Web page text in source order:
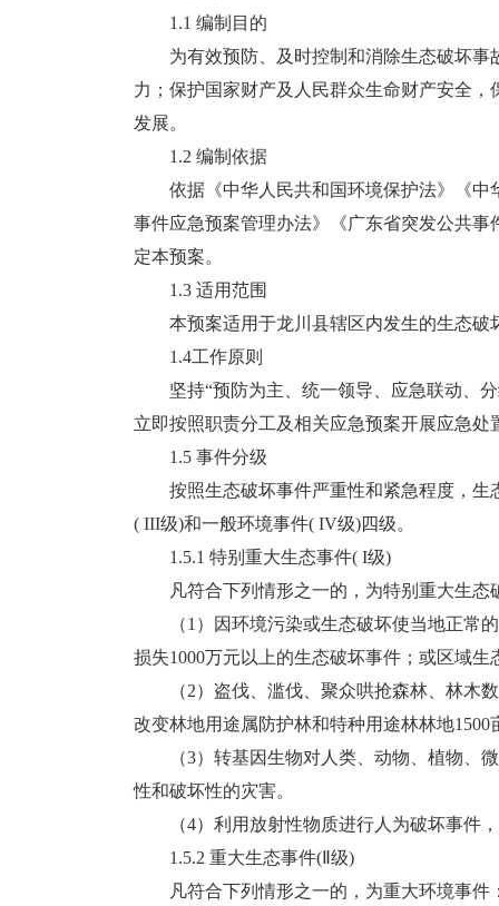
1.1 编制目的
为有效预防、及时控制和消除生态破坏事
力；保护国家财产及人民群众生命财产安全
发展。
1.2 编制依据
依据《中华人民共和国环境保护法》《中
事件应急预案管理办法》《广东省突发公共
定本预案。
1.3 适用范围
本预案适用于龙川县辖区内发生的生态破
1.4工作原则
坚持“预防为主、统一领导、应急联动、分
立即按照职责分工及相关应急预案开展应急处
1.5 事件分级
按照生态破坏事件严重性和紧急程度，生
( III级)和一般环境事件( IV级)四级。
1.5.1 特别重大生态事件( I级)
凡符合下列情形之一的，为特别重大生态
（1）因环境污染或生态破坏使当地正常的
损失1000万元以上的生态破坏事件；或区域
（2）盗伐、滥伐、聚众哄抢森林、林木数
改变林地用途属防护林和特种用途林林地
（3）转基因生物对人类、动物、植物、微
性和破坏性的灾害。
（4）利用放射性物质进行人为破坏事件，
1.5.2 重大生态事件(Ⅱ级)
凡符合下列情形之一的，为重大环境事件